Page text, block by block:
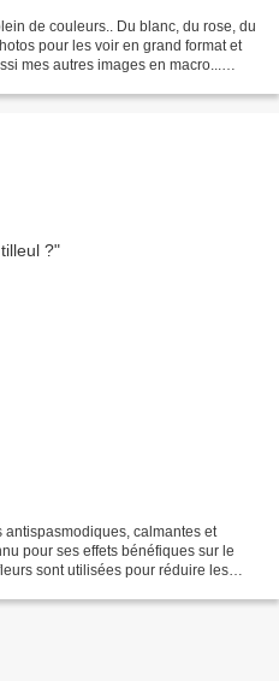
de couleurs.. Du blanc, du rose, du
pour les voir en grand format et
mes autres images en macro...
antispasmodiques, calmantes et
pour ses effets bénéfiques sur le
sont utilisées pour réduire les